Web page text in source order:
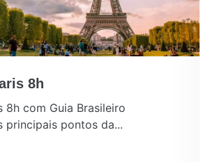
8h
8h com Guia Brasileiro
principais pontos da...